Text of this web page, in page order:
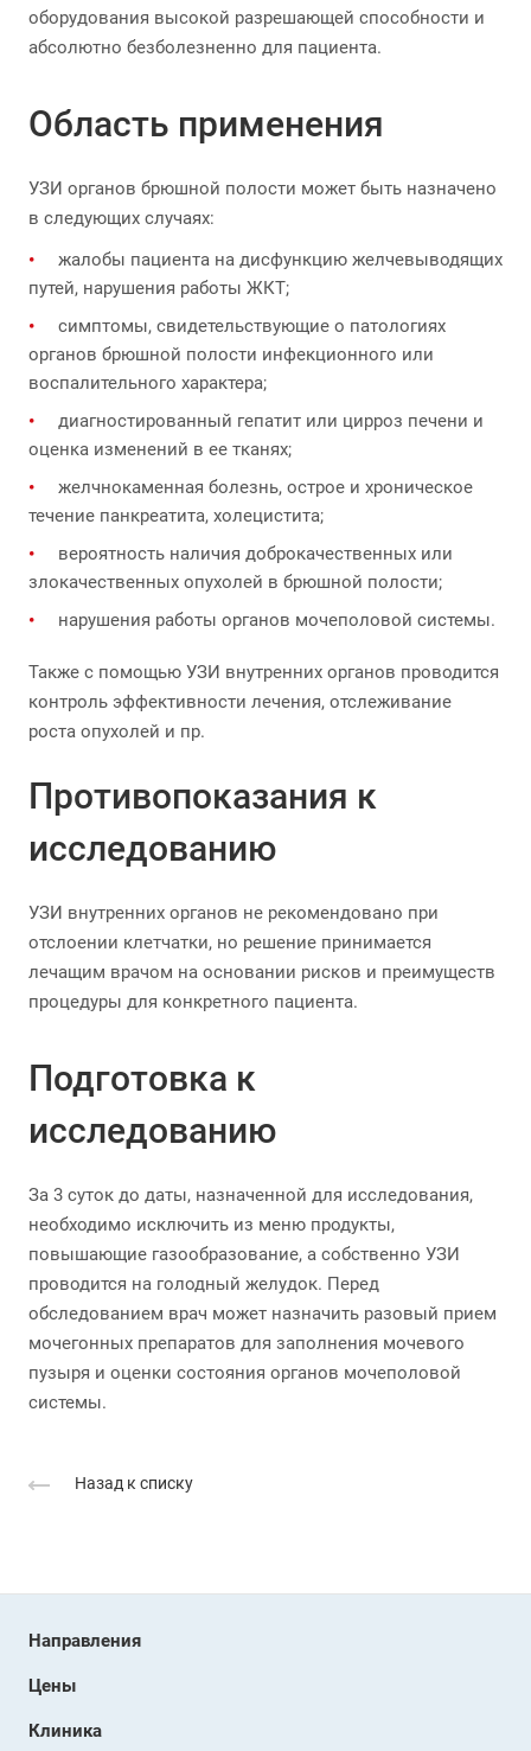
оборудования высокой разрешающей способности и
абсолютно безболезненно для пациента.
Область применения
УЗИ органов брюшной полости может быть назначено
в следующих случаях:
жалобы пациента на дисфункцию желчевыводящих
путей, нарушения работы ЖКТ;
симптомы, свидетельствующие о патологиях
органов брюшной полости инфекционного или
воспалительного характера;
диагностированный гепатит или цирроз печени и
оценка изменений в ее тканях;
желчнокаменная болезнь, острое и хроническое
течение панкреатита, холецистита;
вероятность наличия доброкачественных или
злокачественных опухолей в брюшной полости;
нарушения работы органов мочеполовой системы.
Также с помощью УЗИ внутренних органов проводится
контроль эффективности лечения, отслеживание
роста опухолей и пр.
Противопоказания к
исследованию
УЗИ внутренних органов не рекомендовано при
отслоении клетчатки, но решение принимается
лечащим врачом на основании рисков и преимуществ
процедуры для конкретного пациента.
Подготовка к
исследованию
За 3 суток до даты, назначенной для исследования,
необходимо исключить из меню продукты,
повышающие газообразование, а собственно УЗИ
проводится на голодный желудок. Перед
обследованием врач может назначить разовый прием
мочегонных препаратов для заполнения мочевого
пузыря и оценки состояния органов мочеполовой
системы.
Назад к списку
Направления
Цены
Клиника